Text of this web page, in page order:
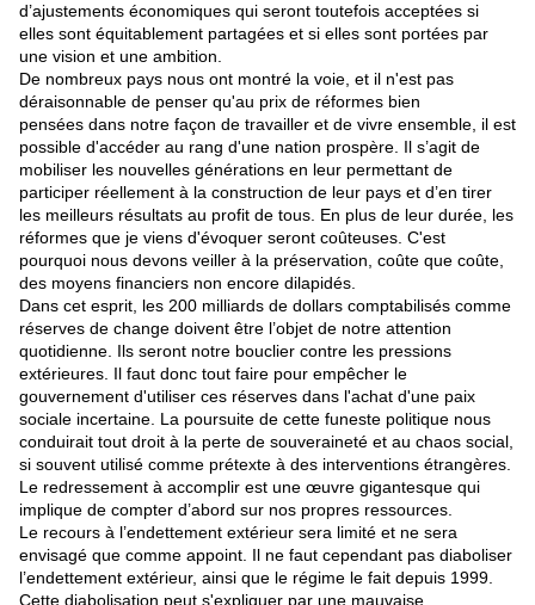
d’ajustements économiques qui seront toutefois acceptées si
elles sont équitablement partagées et si elles sont portées par
une vision et une ambition.
De nombreux pays nous ont montré la voie, et il n'est pas
déraisonnable de penser qu'au prix de réformes bien
pensées dans notre façon de travailler et de vivre ensemble, il est
possible d'accéder au rang d'une nation prospère. Il s’agit de
mobiliser les nouvelles générations en leur permettant de
participer réellement à la construction de leur pays et d’en tirer
les meilleurs résultats au profit de tous. En plus de leur durée, les
réformes que je viens d'évoquer seront coûteuses. C'est
pourquoi nous devons veiller à la préservation, coûte que coûte,
des moyens financiers non encore dilapidés.
Dans cet esprit, les 200 milliards de dollars comptabilisés comme
réserves de change doivent être l’objet de notre attention
quotidienne. Ils seront notre bouclier contre les pressions
extérieures. Il faut donc tout faire pour empêcher le
gouvernement d'utiliser ces réserves dans l'achat d'une paix
sociale incertaine. La poursuite de cette funeste politique nous
conduirait tout droit à la perte de souveraineté et au chaos social,
si souvent utilisé comme prétexte à des interventions étrangères.
Le redressement à accomplir est une œuvre gigantesque qui
implique de compter d’abord sur nos propres ressources.
Le recours à l’endettement extérieur sera limité et ne sera
envisagé que comme appoint. Il ne faut cependant pas diaboliser
l’endettement extérieur, ainsi que le régime le fait depuis 1999.
Cette diabolisation peut s'expliquer par une mauvaise